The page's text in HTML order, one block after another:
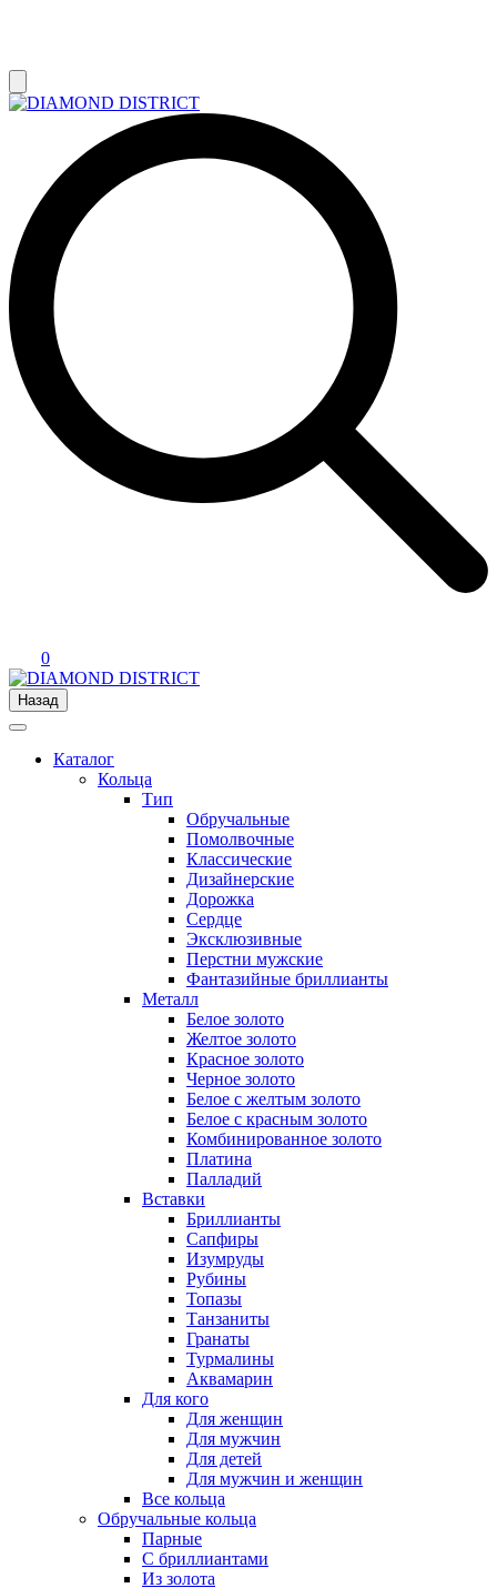
0
Назад
Каталог
Кольца
Тип
Обручальные
Помолвочные
Классические
Дизайнерские
Дорожка
Сердце
Эксклюзивные
Перстни мужские
Фантазийные бриллианты
Металл
Белое золото
Желтое золото
Красное золото
Черное золото
Белое с желтым золото
Белое с красным золото
Комбинированное золото
Платина
Палладий
Вставки
Бриллианты
Сапфиры
Изумруды
Рубины
Топазы
Танзаниты
Гранаты
Турмалины
Аквамарин
Для кого
Для женщин
Для мужчин
Для детей
Для мужчин и женщин
Все кольца
Обручальные кольца
Парные
С бриллиантами
Из золота